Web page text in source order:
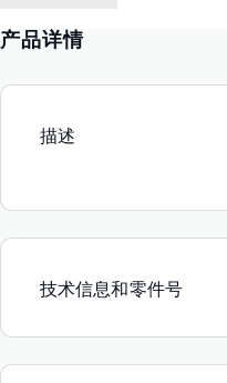
产品详情
描述
技术信息和零件号